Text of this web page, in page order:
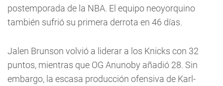
postemporada de la NBA. El equipo neoyorquino
también sufrió su primera derrota en 46 días.
Jalen Brunson volvió a liderar a los Knicks con 32
puntos, mientras que OG Anunoby añadió 28. Sin
embargo, la escasa producción ofensiva de Karl-